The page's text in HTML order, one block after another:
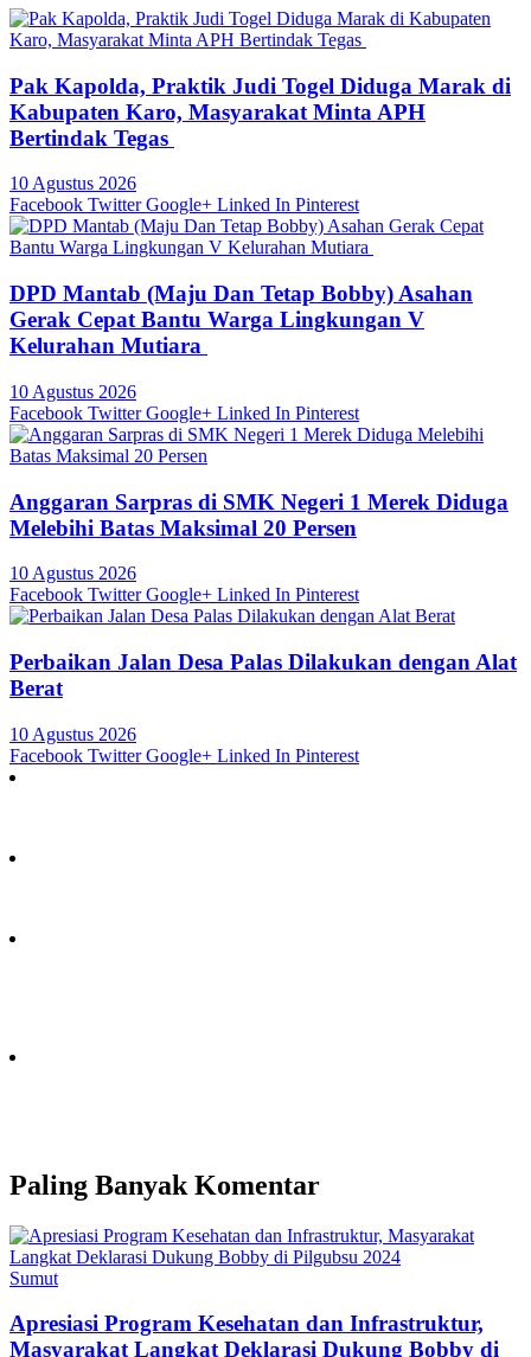
Pak Kapolda, Praktik Judi Togel Diduga Marak di
Kabupaten Karo, Masyarakat Minta APH
Bertindak Tegas
10 Agustus 2026
Facebook Twitter Google+ Linked In Pinterest
DPD Mantab (Maju Dan Tetap Bobby) Asahan
Gerak Cepat Bantu Warga Lingkungan V
Kelurahan Mutiara
10 Agustus 2026
Facebook Twitter Google+ Linked In Pinterest
Anggaran Sarpras di SMK Negeri 1 Merek Diduga
Melebihi Batas Maksimal 20 Persen
10 Agustus 2026
Facebook Twitter Google+ Linked In Pinterest
Perbaikan Jalan Desa Palas Dilakukan dengan Alat
Berat
10 Agustus 2026
Facebook Twitter Google+ Linked In Pinterest
Paling Banyak Komentar
Sumut
Apresiasi Program Kesehatan dan Infrastruktur,
Masyarakat Langkat Deklarasi Dukung Bobby di